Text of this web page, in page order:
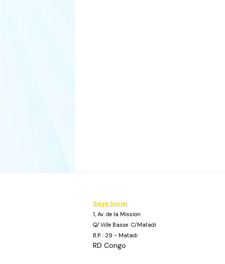
Siège Social
1, Av. de la Mission
Q/ Ville Basse C/Matadi
B.P. : 29 - Matadi
RD Congo